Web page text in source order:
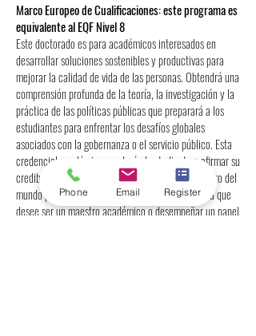
Marco Europeo de Cualificaciones: este programa es
equivalente al EQF Nivel 8
Este doctorado es para académicos interesados en
desarrollar soluciones sostenibles y productivas para
mejorar la calidad de vida de las personas. Obtendrá una
comprensión profunda de la teoría, la investigación y la
práctica de las políticas públicas que preparará a los
estudiantes para enfrentar los desafíos globales
asociados con la gobernanza o el servicio público. Esta
credencial académica ayudará al estudiante a afirmar su
credibilidad en un nuevo esfuerzo profesional dentro del
mundo público, privado o sin fines de lucro. Ya sea que
desee ser un maestro académico o desempeñar un papel
Phone Email Register